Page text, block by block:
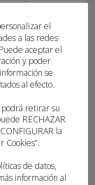
GARCÍA
online «El
una
de
hasta el 31
,FEDERACION
el
a las redes
aceptar el
y poder
se
al efecto.
podrá retirar su
RECHAZAR
la
Cookies”.
de datos,
información al